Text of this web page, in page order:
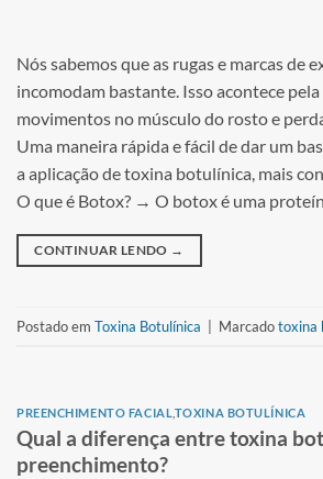
Nós sabemos que as rugas e marcas de
incomodam bastante. Isso acontece
movimentos no músculo do rosto e
Uma maneira rápida e fácil de dar um
a aplicação de toxina botulínica, mais
O que é Botox? → O botox é uma
CONTINUAR LENDO →
Postado em Toxina Botulínica Marcadotoxina
PREENCHIMENTO FACIALTOXINA BOTULÍNICA
Qual a diferença entre toxina
preenchimento?